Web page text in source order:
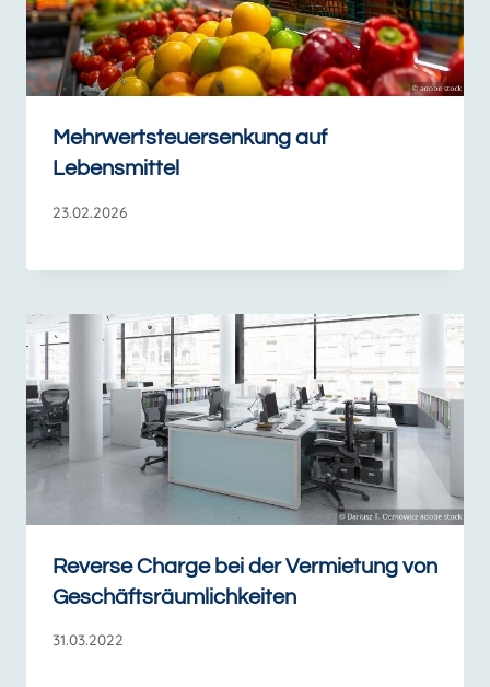
Mehrwertsteuersenkung auf
Lebensmittel
23.02.2026
Reverse Charge bei der Vermietung von
Geschäftsräumlichkeiten
31.03.2022